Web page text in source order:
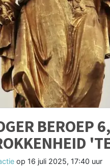
BEROEP
op 16 juli 2025, 17:40 uur